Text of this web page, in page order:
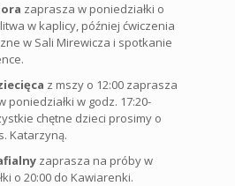
zaprasza w poniedziałki o
w kaplicy, później ćwiczenia
w Sali Mirewicza i spotkanie
z mszy o 12:00 zaprasza
poniedziałki w godz. 17:20-
chętne dzieci prosimy o
Katarzyną.
zaprasza na próby w
o 20:00 do Kawiarenki.